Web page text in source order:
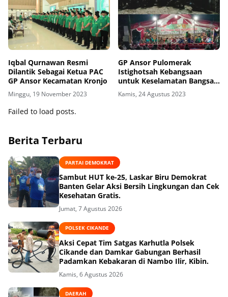
Iqbal Qurnawan Resmi
Dilantik Sebagai Ketua PAC
GP Ansor Kecamatan Kronjo
Minggu, 19 November 2023
GP Ansor Pulomerak
Istighotsah Kebangsaan
untuk Keselamatan Bangsa
Dan Negara Dari Bencana
Kamis, 24 Agustus 2023
Failed to load posts.
Berita Terbaru
PARTAI DEMOKRAT
Sambut HUT ke-25, Laskar Biru Demokrat
Banten Gelar Aksi Bersih Lingkungan dan Cek
Kesehatan Gratis.
Jumat, 7 Agustus 2026
POLSEK CIKANDE
Aksi Cepat Tim Satgas Karhutla Polsek
Cikande dan Damkar Gabungan Berhasil
Padamkan Kebakaran di Nambo Ilir, Kibin.
Kamis, 6 Agustus 2026
DAERAH